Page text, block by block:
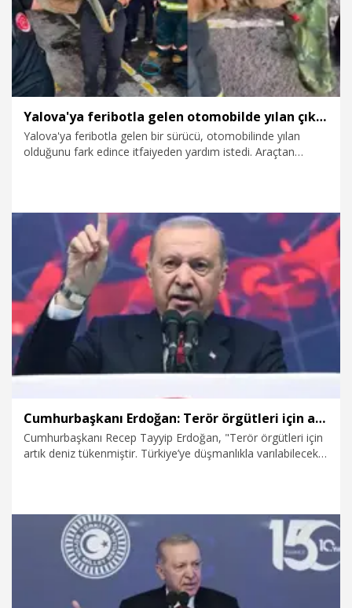
Yalova'ya feribotla gelen otomobilde yılan çıktı; o anlar kamerada
Yalova'ya feribotla gelen bir sürücü, otomobilinde yılan
olduğunu fark edince itfaiyeden yardım istedi. Araçtan
18.07.2026 Gündem
Cumhurbaşkanı Erdoğan: Terör örgütleri için artık deniz tükenmiştir, Türkiye’ye düşmanlıkla varılabilecek hiçbir yer yoktur
Cumhurbaşkanı Recep Tayyip Erdoğan, "Terör örgütleri için
artık deniz tükenmiştir. Türkiye’ye düşmanlıkla varılabilecek
Politika